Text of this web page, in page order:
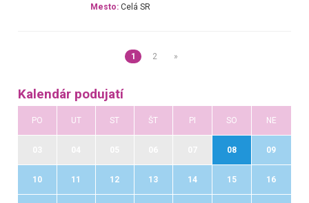
Mesto: Celá SR
1 2 »
Kalendár podujatí
PO UT ST ŠT PI SO NE
08 09
10 11 12 13 14 15 16